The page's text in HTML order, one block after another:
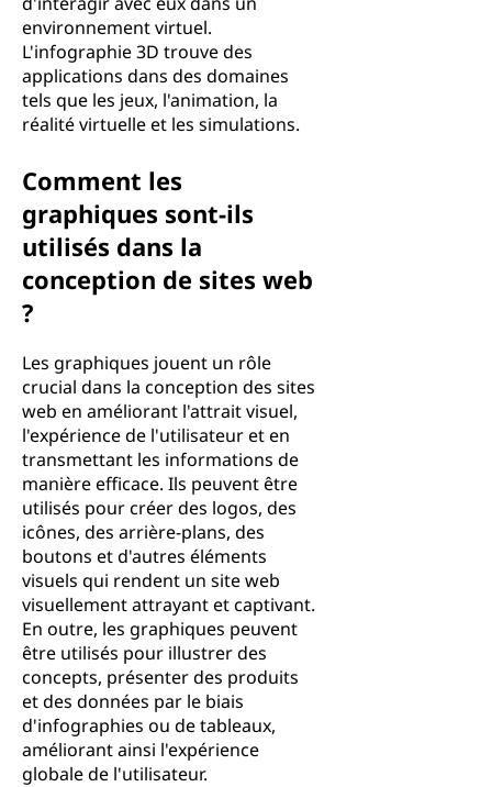
environnement virtuel.
L'infographie 3D trouve des
applications dans des domaines
tels que les jeux, l'animation, la
réalité virtuelle et les simulations.
Comment les
graphiques sont-ils
utilisés dans la
conception de sites web
?
Les graphiques jouent un rôle
crucial dans la conception des sites
web en améliorant l'attrait visuel,
l'expérience de l'utilisateur et en
transmettant les informations de
manière efficace. Ils peuvent être
utilisés pour créer des logos, des
icônes, des arrière-plans, des
boutons et d'autres éléments
visuels qui rendent un site web
visuellement attrayant et captivant.
En outre, les graphiques peuvent
être utilisés pour illustrer des
concepts, présenter des produits
et des données par le biais
d'infographies ou de tableaux,
améliorant ainsi l'expérience
globale de l'utilisateur.